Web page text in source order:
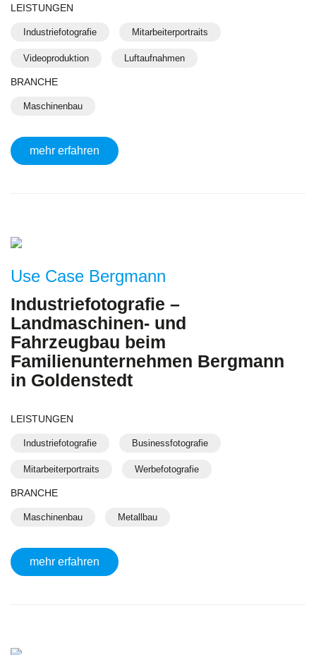
LEISTUNGEN
Industriefotografie Mitarbeiterportraits
Videoproduktion Luftaufnahmen
BRANCHE
Maschinenbau
mehr erfahren
Use Case Bergmann
Industriefotografie –
Landmaschinen- und
Fahrzeugbau beim
Familienunternehmen Bergmann
in Goldenstedt
LEISTUNGEN
Industriefotografie Businessfotografie
Mitarbeiterportraits Werbefotografie
BRANCHE
Maschinenbau Metallbau
mehr erfahren